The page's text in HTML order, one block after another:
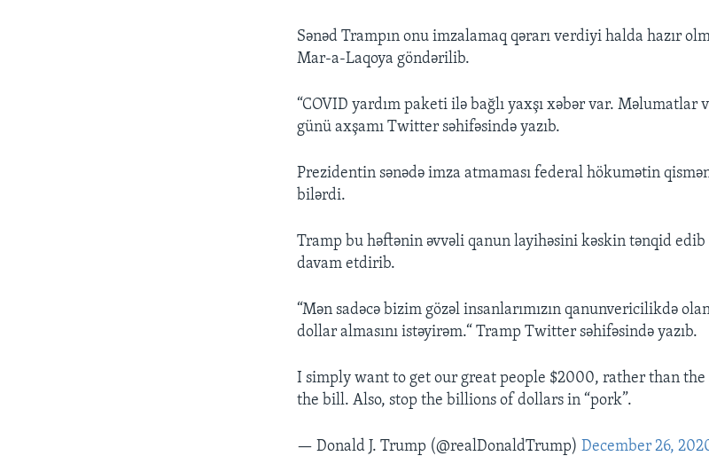
Sənəd Trampın onu imzalamaq qərarı verdiyi halda hazır
Mar-a-Laqoya göndərilib.
“COVID yardım paketi ilə bağlı yaxşı xəbər var. Məlumatlar
günü axşamı Twitter səhifəsində yazıb.
Prezidentin sənədə imza atmaması federal hökumətin
bilərdi.
Tramp bu həftənin əvvəli qanun layihəsini kəskin tənqid edib
davam etdirib.
“Mən sadəcə bizim gözəl insanlarımızın qanunvericilikdə
dollar almasını istəyirəm.“ Tramp Twitter səhifəsində yazıb.
I simply want to get our great people $2000, rather than
the bill. Also, stop the billions of dollars in “pork”.
— Donald J. Trump (@realDonaldTrump)December 26,